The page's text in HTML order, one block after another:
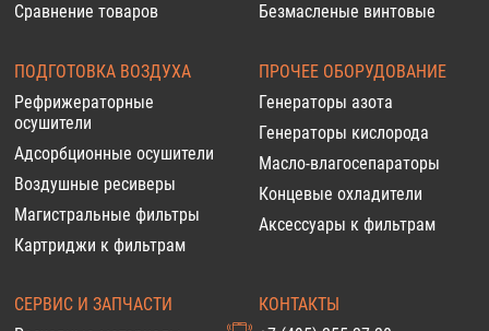
Сравнение товаров
Безмасленые винтовые
ПОДГОТОВКА ВОЗДУХА
Рефрижераторные
осушители
Адсорбционные осушители
Воздушные ресиверы
Магистральные фильтры
Картриджи к фильтрам
ПРОЧЕЕ ОБОРУДОВАНИЕ
Генераторы азота
Генераторы кислорода
Масло-влагосепараторы
Концевые охладители
Аксессуары к фильтрам
СЕРВИС И ЗАПЧАСТИ
КОНТАКТЫ